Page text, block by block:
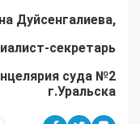
Дуйсенгалиева,
секретарь
суда №2
г.Уральска